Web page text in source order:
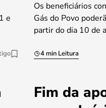
e
Os beneficiários
Gás do Povo
partir do dia 10 de
4 min Leitura
Fim da